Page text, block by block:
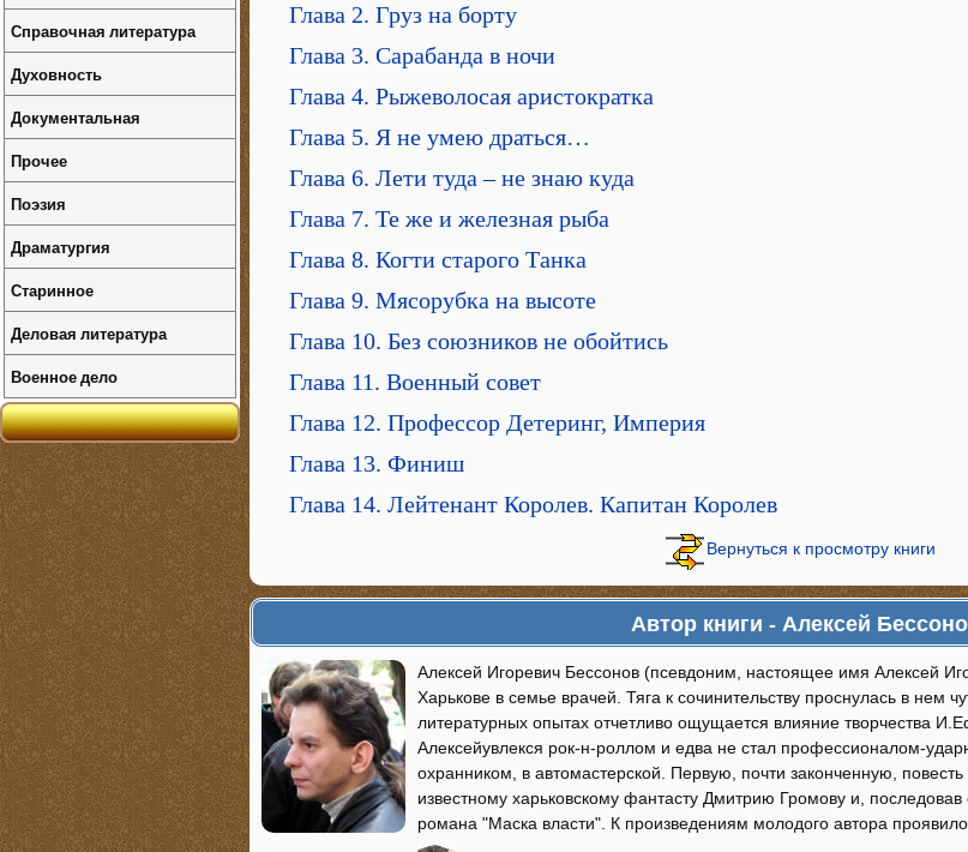
Глава 2. Груз на борту
Глава 3. Сарабанда в ночи
Глава 4. Рыжеволосая аристократка
Глава 5. Я не умею драться…
Глава 6. Лети туда – не знаю куда
Глава 7. Те же и железная рыба
Глава 8. Когти старого Танка
Глава 9. Мясорубка на высоте
Глава 10. Без союзников не обойтись
Глава 11. Военный совет
Глава 12. Профессор Детеринг, Империя
Глава 13. Финиш
Глава 14. Лейтенант Королев. Капитан Королев
Вернуться к просмотру книги
Автор книги - Алексей
Алексей Игоревич Бессонов (псевдоним, настоящее имя Алексей
Харькове в семье врачей. Тяга к сочинительству проснулась в нем
литературных опытах отчетливо ощущается влияние творчества
Алексейувлекся рок-н-роллом и едва не стал профессионалом-
охранником, в автомастерской. Первую, почти законченную,
известному харьковскому фантасту Дмитрию Громову и,
романа "Маска власти". К произведениям молодого автора
Справочная литература
Духовность
Документальная
Прочее
Поэзия
Драматургия
Старинное
Деловая литература
Военное дело